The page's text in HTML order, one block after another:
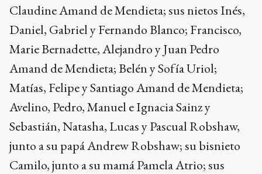
Claudine Amand de Mendieta; sus nietos Inés,
Daniel, Gabriel y Fernando Blanco; Francisco,
Marie Bernadette, Alejandro y Juan Pedro
Amand de Mendieta; Belén y Sofía Uriol;
Matías, Felipe y Santiago Amand de Mendieta;
Avelino, Pedro, Manuel e Ignacia Sainz y
Sebastián, Natasha, Lucas y Pascual Robshaw,
junto a su papá Andrew Robshaw; su bisnieto
Camilo, junto a su mamá Pamela Atrio; sus